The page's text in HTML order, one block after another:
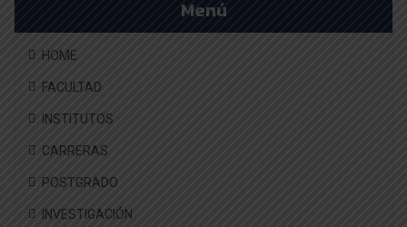
Menú
HOME
FACULTAD
INSTITUTOS
CARRERAS
POSTGRADO
INVESTIGACIÓN